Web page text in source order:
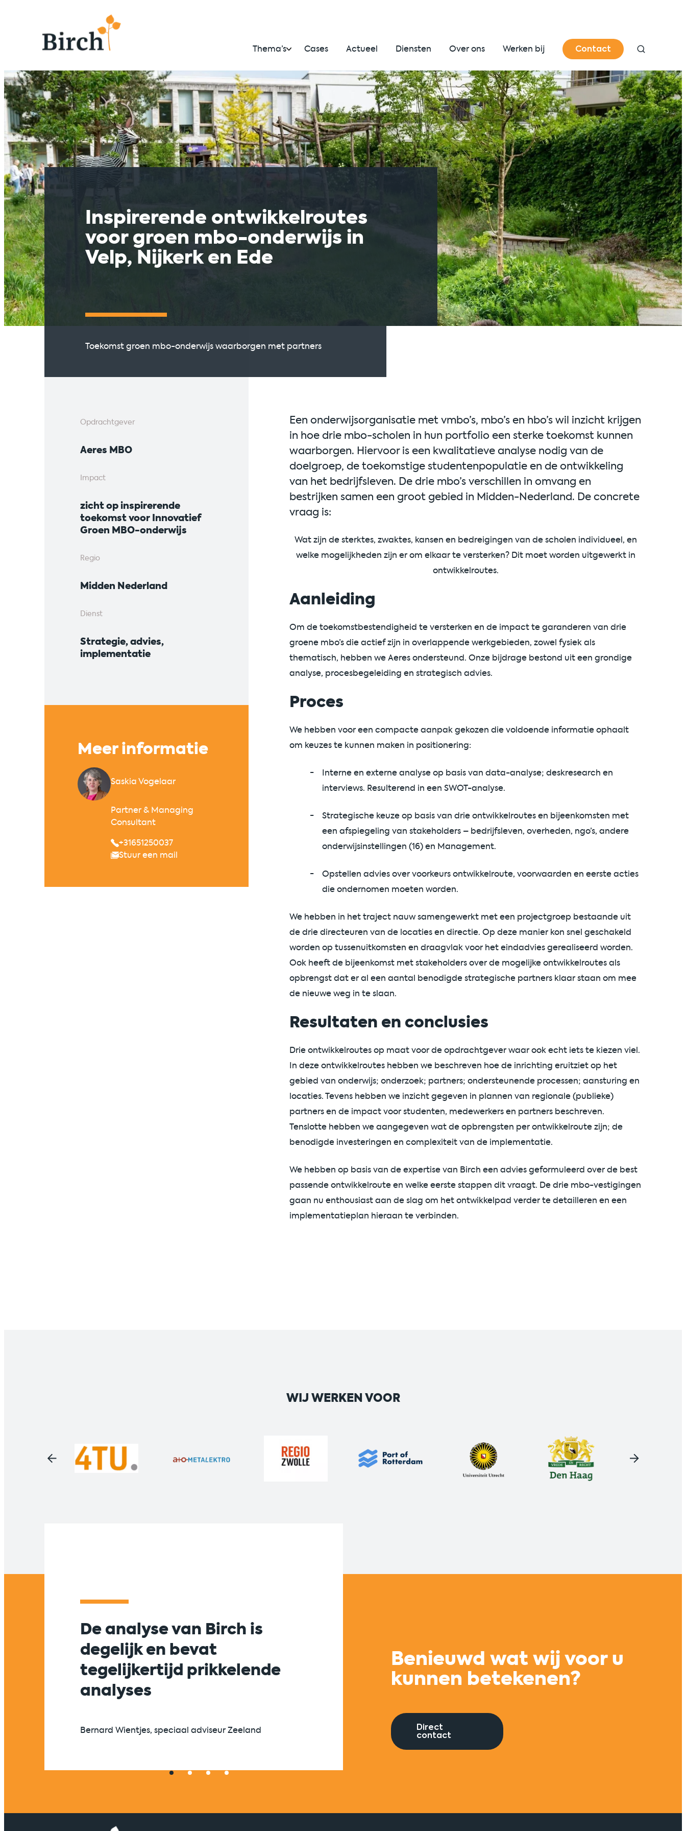
Thema’s Cases Actueel Diensten Over ons Werken bij Contact
Inspirerende ontwikkelroutes
voor groen mbo-onderwijs in
Velp, Nijkerk en Ede
Toekomst groen mbo-onderwijs waarborgen met partners
Opdrachtgever
Aeres MBO
Impact
zicht op inspirerende
toekomst voor Innovatief
Groen MBO-onderwijs
Regio
Midden Nederland
Dienst
Strategie, advies,
implementatie
Meer informatie
Saskia Vogelaar
Partner & Managing
Consultant
+31651250037
Stuur een mail
Een onderwijsorganisatie met vmbo’s, mbo’s en hbo’s wil inzicht krijgen
in hoe drie mbo-scholen in hun portfolio een sterke toekomst kunnen
waarborgen. Hiervoor is een kwalitatieve analyse nodig van de
doelgroep, de toekomstige studentenpopulatie en de ontwikkeling
van het bedrijfsleven. De drie mbo’s verschillen in omvang en
bestrijken samen een groot gebied in Midden-Nederland. De concrete
vraag is:
Wat zijn de sterktes, zwaktes, kansen en bedreigingen van de scholen individueel, en
welke mogelijkheden zijn er om elkaar te versterken? Dit moet worden uitgewerkt in
ontwikkelroutes.
Aanleiding
Om de toekomstbestendigheid te versterken en de impact te garanderen van drie
groene mbo’s die actief zijn in overlappende werkgebieden, zowel fysiek als
thematisch, hebben weAeresondersteund. Onze bijdrage bestond uit een grondige
analyse, procesbegeleiding en strategisch advies.
Proces
We hebben voor een compacte aanpak gekozen die voldoende informatie ophaalt
om keuzes te kunnen maken in positionering:
Interne en externe analyse op basis van data-analyse; deskresearch en
interviews. Resulterend in een SWOT-analyse.
Strategische keuze op basis van drie ontwikkelroutes en bijeenkomsten met
een afspiegeling van stakeholders – bedrijfsleven, overheden, ngo’s, andere
onderwijsinstellingen (16) en Management.
Opstellen advies over voorkeurs ontwikkelroute, voorwaarden en eerste acties
die ondernomen moeten worden.
We hebben in het traject nauw samengewerkt met een projectgroep bestaande uit
de drie directeuren van de locaties en directie. Op deze manier kon snel geschakeld
worden op tussenuitkomsten en draagvlak voor het eindadvies gerealiseerd worden.
Ook heeft de bijeenkomst met stakeholders over de mogelijke ontwikkelroutes als
opbrengst dat er al een aantal benodigde strategische partners klaar staan om mee
de nieuwe weg in te slaan.
Resultaten en conclusies
Drie ontwikkelroutes op maat voor de opdrachtgever waar ook echt iets te kiezen viel.
In deze ontwikkelroutes hebben we beschreven hoe de inrichting eruitziet op het
gebied van onderwijs; onderzoek; partners; ondersteunende processen; aansturing en
locaties. Tevens hebben we inzicht gegeven in plannen van regionale (publieke)
partners en de impact voor studenten, medewerkers en partners beschreven.
Tenslotte hebben we aangegeven wat de opbrengsten per ontwikkelroute zijn; de
benodigde investeringen en complexiteit van de implementatie.
We hebben op basis van de expertise van Birch een advies geformuleerd over de best
passende ontwikkelroute en welke eerste stappen dit vraagt. De drie mbo-vestigingen
gaan nu enthousiast aan de slag om het ontwikkelpad verder te detailleren en een
implementatieplan hieraan te verbinden.
WIJ WERKEN VOOR
De analyse van Birch is
degelijk en bevat
tegelijkertijd prikkelende
analyses
Bernard Wientjes, speciaal adviseur Zeeland
tussen corporates en
startups is zichtbaar
gemaakt én verdiept
opgeleide
maritieme regio
Benieuwd wat wij voor u
kunnen betekenen?
Direct
contact